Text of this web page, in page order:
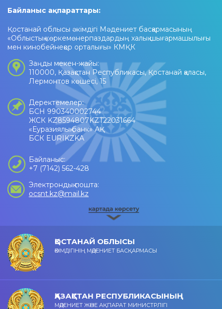
Байланыс ақпараттары:
Қостанай облысы әкімдігі Мәдениет басқармасының
«Облыстық көркемөнерпаздардың халық шығармашылығы
мен кинобейнеқор орталығы» КМҚК
Заңды мекен-жайы:
110000, Қазақстан Республикасы, Қостанай қаласы,
Лермонтов көшесі, 15
Деректемелер:
БСН 990340002744
ЖСК KZ8594807KZT22031664
«Еуразиялық банк» АҚ
БСК EURIKZKA
Байланыс:
+7 (7142) 562-428
Электрондық пошта:
ocsnt.kz@mail.kz
ҚОСТАНАЙ ОБЛЫСЫ
ӘКІМДІГІНІҢ МӘДЕНИЕТ БАСҚАРМАСЫ
ҚАЗАҚСТАН РЕСПУБЛИКАСЫНЫҢ
МӘДЕНИЕТ ЖӘНЕ АҚПАРАТ МИНИСТРЛІГІ